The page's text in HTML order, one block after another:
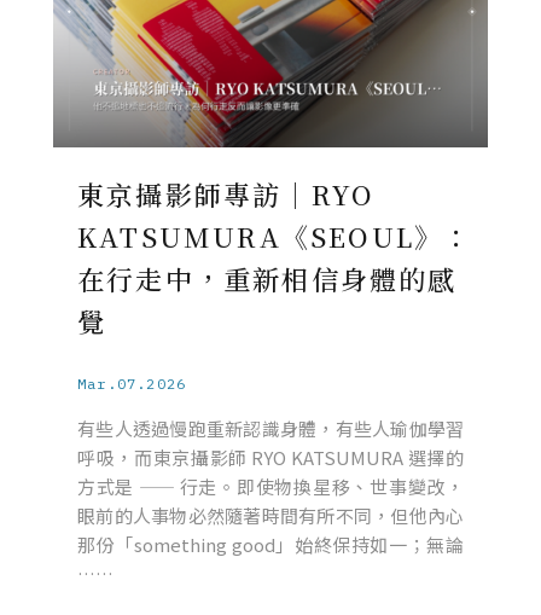
東京攝影師專訪｜RYO
KATSUMURA《SEOUL》：
在行走中，重新相信身體的感
覺
Mar.07.2026
有些人透過慢跑重新認識身體，有些人瑜伽學習
呼吸，而東京攝影師 RYO KATSUMURA 選擇的
方式是 —— 行走。即使物換星移、世事變改，
眼前的人事物必然隨著時間有所不同，但他內心
那份「something good」始終保持如一；無論
……